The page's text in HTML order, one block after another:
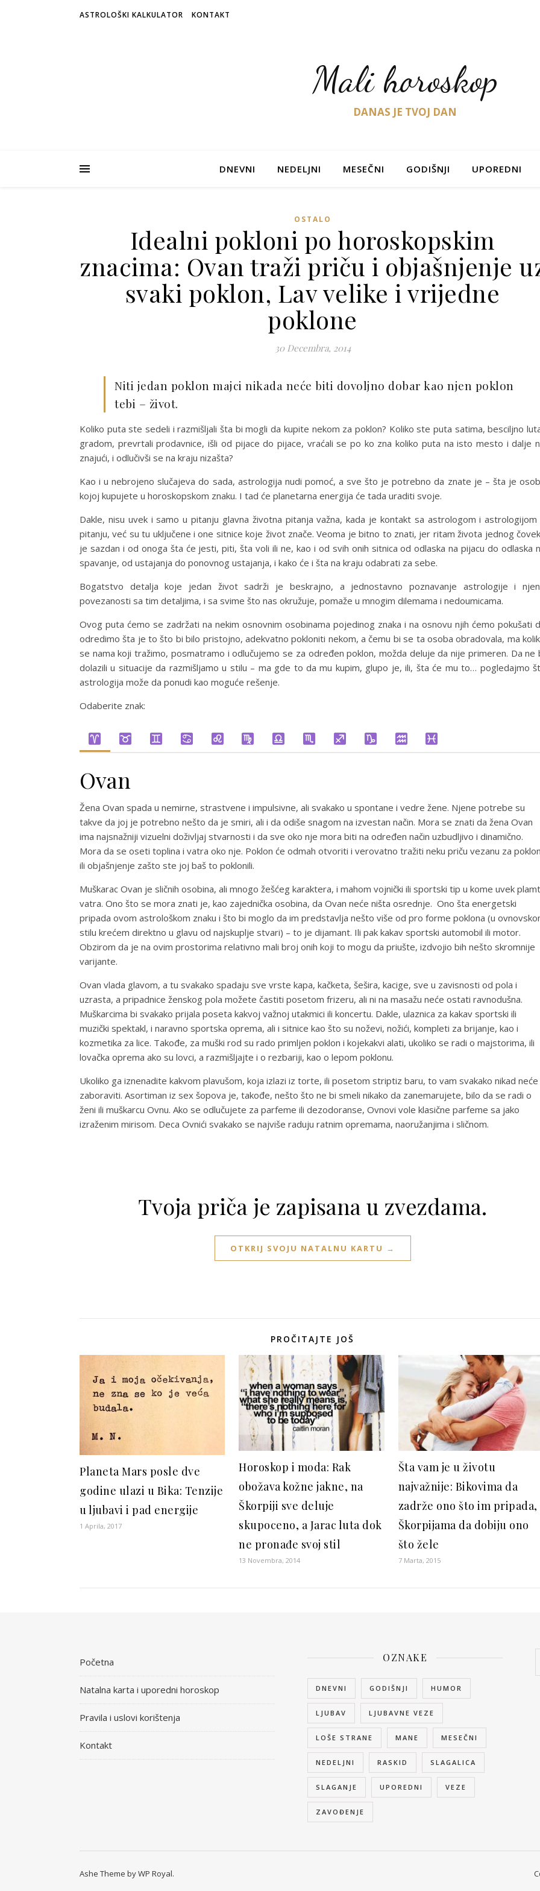
ASTROLOŠKI KALKULATOR KONTAKT
Mali horoskop
DANAS JE TVOJ DAN
DNEVNI NEDELJNI MESEČNI GODIŠNJI UPOREDNI
OSTALO
Idealni pokloni po horoskopskim
znacima: Ovan traži priču i objašnjenje
svaki poklon, Lav velike i vrijedne
poklone
30 Decembra, 2014
Niti jedan poklon majci nikada neće biti dovoljno dobar kao njen poklon
tebi – život.
Koliko puta ste sedeli i razmišljali šta bi mogli da kupite nekom za poklon? Koliko ste puta satima, besciljno
gradom, prevrtali prodavnice, išli od pijace do pijace, vraćali se po ko zna koliko puta na isto mesto i dalje
znajući, i odlučivši se na kraju nizašta?
Kao i u nebrojeno slučajeva do sada, astrologija nudi pomoć, a sve što je potrebno da znate je – šta je
kojoj kupujete u horoskopskom znaku. I tad će planetarna energija će tada uraditi svoje.
Dakle, nisu uvek i samo u pitanju glavna životna pitanja važna, kada je kontakt sa astrologom i astrologijom
pitanju, već su tu uključene i one sitnice koje život znače. Veoma je bitno to znati, jer ritam života jednog
je sazdan i od onoga šta će jesti, piti, šta voli ili ne, kao i od svih onih sitnica od odlaska na pijacu do odlaska
spavanje, od ustajanja do ponovnog ustajanja, i kako će i šta na kraju odabrati za sebe.
Bogatstvo detalja koje jedan život sadrži je beskrajno, a jednostavno poznavanje astrologije i
povezanosti sa tim detaljima, i sa svime što nas okružuje, pomaže u mnogim dilemama i nedoumicama.
Ovog puta ćemo se zadržati na nekim osnovnim osobinama pojedinog znaka i na osnovu njih ćemo pokušati
odredimo šta je to što bi bilo pristojno, adekvatno pokloniti nekom, a čemu bi se ta osoba obradovala, ma
se nama koji tražimo, posmatramo i odlučujemo se za određen poklon, možda deluje da nije primeren. Da ne
dolazili u situacije da razmišljamo u stilu – ma gde to da mu kupim, glupo je, ili, šta će mu to… pogledajmo
astrologija može da ponudi kao moguće rešenje.
Odaberite znak:
Ovan
Žena Ovan spada u nemirne, strastvene i impulsivne, ali svakako u spontane i vedre žene. Njene potrebe su
takve da joj je potrebno nešto da je smiri, ali i da odiše snagom na izvestan način. Mora se znati da žena Ovan
ima najsnažniji vizuelni doživljaj stvarnosti i da sve oko nje mora biti na određen način uzbudljivo i dinamično.
Mora da se oseti toplina i vatra oko nje. Poklon će odmah otvoriti i verovatno tražiti neku priču vezanu za poklon
ili objašnjenje zašto ste joj baš to poklonili.
Muškarac Ovan je sličnih osobina, ali mnogo žešćeg karaktera, i mahom vojnički ili sportski tip u kome uvek
vatra. Ono što se mora znati je, kao zajednička osobina, da Ovan neće ništa osrednje. Ono šta energetski
pripada ovom astrološkom znaku i što bi moglo da im predstavlja nešto više od pro forme poklona (u
stilu krećem direktno u glavu od najskuplje stvari) – to je dijamant. Ili pak kakav sportski automobil ili motor.
Obzirom da je na ovim prostorima relativno mali broj onih koji to mogu da priušte, izdvojio bih nešto skromnije
varijante.
Ovan vlada glavom, a tu svakako spadaju sve vrste kapa, kačketa, šešira, kacige, sve u zavisnosti od pola i
uzrasta, a pripadnice ženskog pola možete častiti posetom frizeru, ali ni na masažu neće ostati ravnodušna.
Muškarcima bi svakako prijala poseta kakvoj važnoj utakmici ili koncertu. Dakle, ulaznica za kakav sportski ili
muzički spektakl, i naravno sportska oprema, ali i sitnice kao što su noževi, nožići, kompleti za brijanje, kao i
kozmetika za lice. Takođe, za muški rod su rado primljen poklon i kojekakvi alati, ukoliko se radi o majstorima, ili
lovačka oprema ako su lovci, a razmišljajte i o rezbariji, kao o lepom poklonu.
Ukoliko ga iznenadite kakvom plavušom, koja izlazi iz torte, ili posetom striptiz baru, to vam svakako nikad neće
zaboraviti. Asortiman iz sex šopova je, takođe, nešto što ne bi smeli nikako da zanemarujete, bilo da se radi o
ženi ili muškarcu Ovnu. Ako se odlučujete za parfeme ili dezodoranse, Ovnovi vole klasične parfeme sa jako
izraženim mirisom. Deca Ovnići svakako se najviše raduju ratnim opremama, naoružanjima i sličnom.
Tvoja priča je zapisana u zvezdama.
OTKRIJ SVOJU NATALNU KARTU →
PROČITAJTE JOŠ
Planeta Mars posle dve
godine ulazi u Bika: Tenzije
u ljubavi i pad energije
1 Aprila, 2017
Horoskop i moda: Rak
obožava kožne jakne, na
Škorpiji sve deluje
skupoceno, a Jarac luta dok
ne pronađe svoj stil
13 Novembra, 2014
Šta vam je u životu
najvažnije: Bikovima da
zadrže ono što im pripada,
Škorpijama da dobiju ono
što žele
7 Marta, 2015
Početna
Natalna karta i uporedni horoskop
Pravila i uslovi korištenja
Kontakt
OZNAKE
DNEVNI GODIŠNJI HUMOR
LJUBAV LJUBAVNE VEZE
LOŠE STRANE MANE MESEČNI
NEDELJNI RASKID SLAGALICA
SLAGANJE UPOREDNI VEZE
ZAVOĐENJE
Ashe Theme byWP Royal.